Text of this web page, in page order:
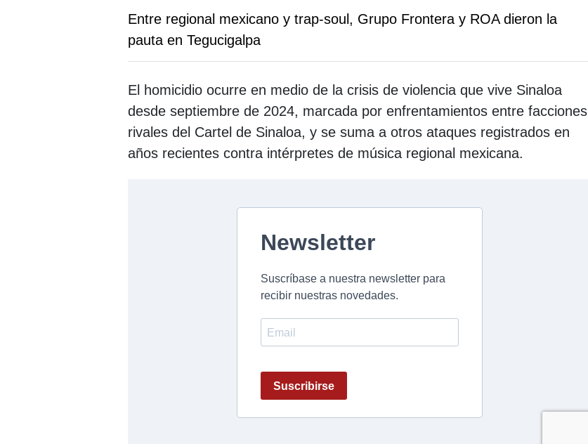
Entre regional mexicano y trap-soul, Grupo Frontera y ROA dieron la
pauta en Tegucigalpa
El homicidio ocurre en medio de la crisis de violencia que vive Sinaloa
desde septiembre de 2024, marcada por enfrentamientos entre facciones
rivales del Cartel de Sinaloa, y se suma a otros ataques registrados en
años recientes contra intérpretes de música regional mexicana.